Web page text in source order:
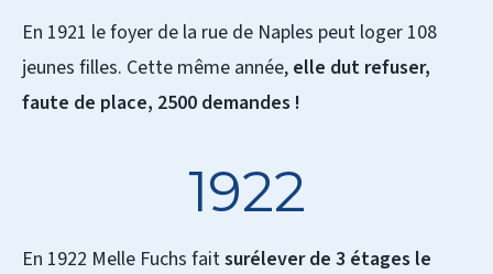
En 1921 le foyer de la rue de Naples peut loger 108
jeunes filles. Cette même année, elle dut refuser,
faute de place, 2500 demandes !
1922
En 1922 Melle Fuchs faitsurélever de 3 étages le